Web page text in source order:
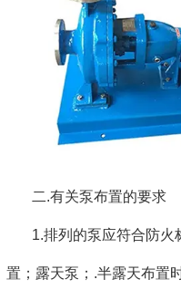
二.有关泵布置的要求
1.排列的泵应符合防火
置；露天泵；.半露天布置